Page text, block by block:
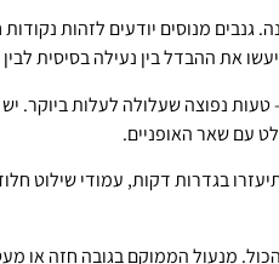
מנוסים יודעים לזהות
את ההבדל בין נעילה בסיסית
טעות נפוצה שעלולה לעלות ביוקר.
עם שאר האופניים.
בגדרות דקות, עמודי שילוט
מנעול הממוקם בגובה חזה או